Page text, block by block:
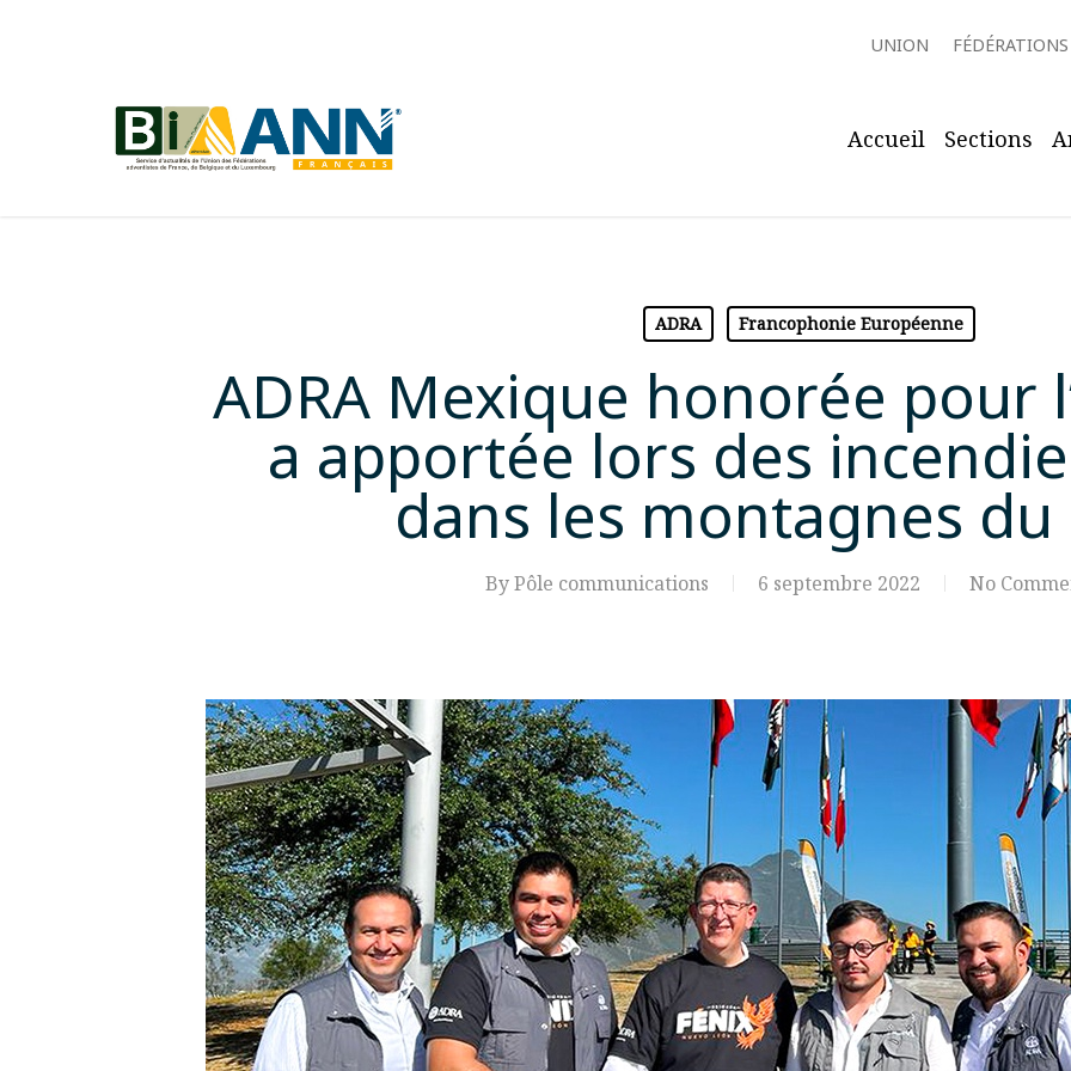
UNION FÉDÉRATIONS
Accueil Sections
ADRA Francophonie Européenne
ADRA Mexique honorée pour
a apportée lors des
dans les montagnes
ByPôle communications 6 septembre 2022 No